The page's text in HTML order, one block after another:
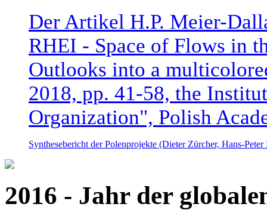
Der Artikel H.P. Meier-
RHEI - Space of Flows in
Outlooks into a
2018, pp. 41-58, the
Organization", Polish
Synthesebericht der Polenprojekte (Dieter Zürcher, Hans-
2016 - Jahr der